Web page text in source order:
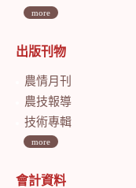
more
出版刊物
農情月刊
農技報導
技術專輯
more
會計資料